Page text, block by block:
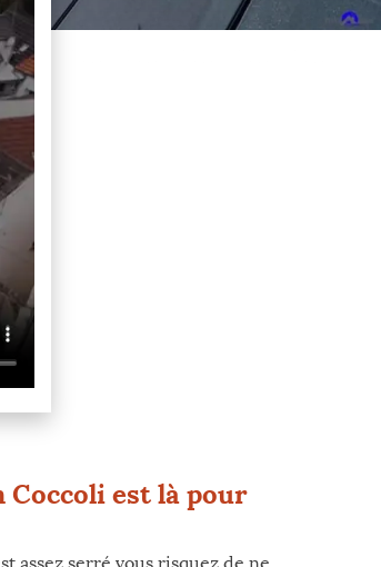
Coccoli est là pour
assez serré vous risquez de ne